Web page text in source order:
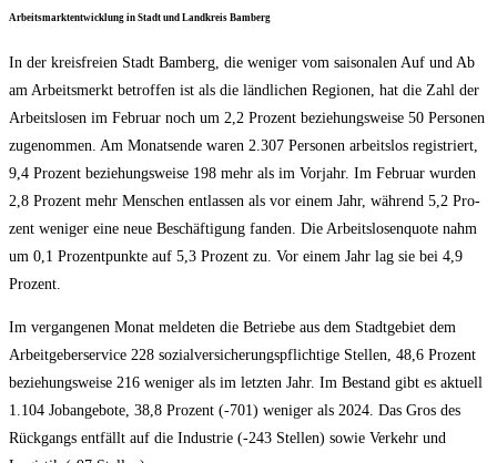
Arbeits­markt­ent­wick­lung in Stadt und Land­kreis Bamberg
In der kreis­frei­en Stadt Bam­berg, die weni­ger vom sai­so­na­len Auf und Ab
am Arbeits­merkt betrof­fen ist als die länd­li­chen Regio­nen, hat die Zahl der
Arbeits­lo­sen im Febru­ar noch um 2,2 Pro­zent bezie­hungs­wei­se 50 Per­so­nen
zuge­nom­men. Am Monats­en­de waren 2.307 Per­so­nen arbeits­los regis­triert,
9,4 Pro­zent bezie­hungs­wei­se 198 mehr als im Vor­jahr. Im Febru­ar wur­den
2,8 Pro­zent mehr Men­schen ent­las­sen als vor einem Jahr, wäh­rend 5,2 Pro­
zent weni­ger eine neue Beschäf­ti­gung fan­den. Die Arbeits­lo­sen­quo­te nahm
um 0,1 Pro­zent­punk­te auf 5,3 Pro­zent zu. Vor einem Jahr lag sie bei 4,9
Prozent.
Im ver­gan­ge­nen Monat mel­de­ten die Betrie­be aus dem Stadt­ge­biet dem
Arbeit­ge­ber­ser­vice 228 sozi­al­ver­si­che­rungs­pflich­ti­ge Stel­len, 48,6 Pro­zent
bezie­hungs­wei­se 216 weni­ger als im letz­ten Jahr. Im Bestand gibt es aktu­ell
1.104 Job­an­ge­bo­te, 38,8 Pro­zent (-701) weni­ger als 2024. Das Gros des
Rück­gangs ent­fällt auf die Indus­trie (-243 Stel­len) sowie Ver­kehr und